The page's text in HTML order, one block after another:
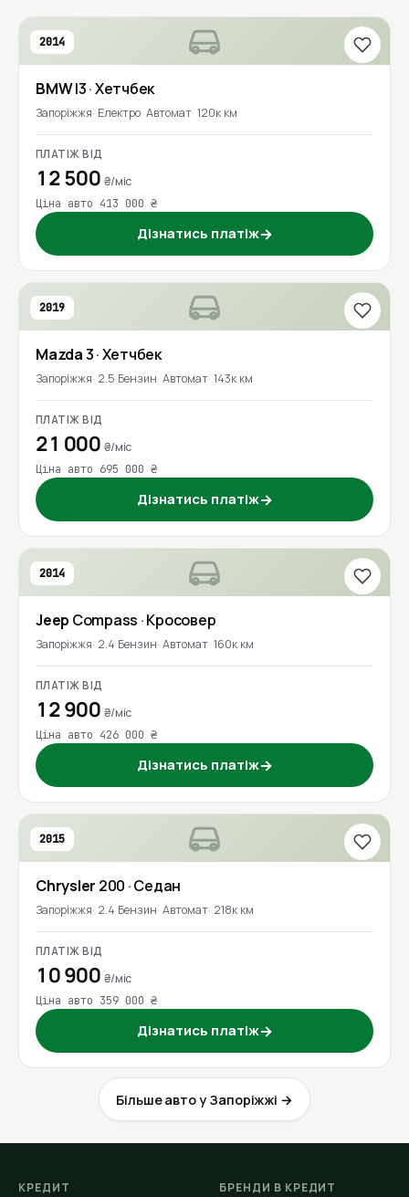
2014
BMWI3· Хетчбек
Запоріжжя Електро Автомат 120к км
ПЛАТІЖ ВІД
12 500 ₴/міс
Ціна авто 413 000 ₴
Дізнатись платіж→
2019
Mazda3· Хетчбек
Запоріжжя 2.5 Бензин Автомат 143к км
ПЛАТІЖ ВІД
21 000 ₴/міс
Ціна авто 695 000 ₴
Дізнатись платіж→
2014
Jeep Compass · Кросовер
Запоріжжя 2.4 Бензин Автомат 160к км
ПЛАТІЖ ВІД
12 900 ₴/міс
Ціна авто 426 000 ₴
Дізнатись платіж→
2015
Chrysler 200 · Седан
Запоріжжя 2.4 Бензин Автомат 218к км
ПЛАТІЖ ВІД
10 900 ₴/міс
Ціна авто 359 000 ₴
Дізнатись платіж→
Більше авто у Запоріжжі →
КРЕДИТ БРЕНДИ В КРЕДИТ